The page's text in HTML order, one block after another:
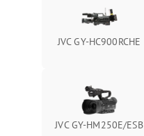
JVC GY-HС900RCHE
JVC GY-HM250E/ESB